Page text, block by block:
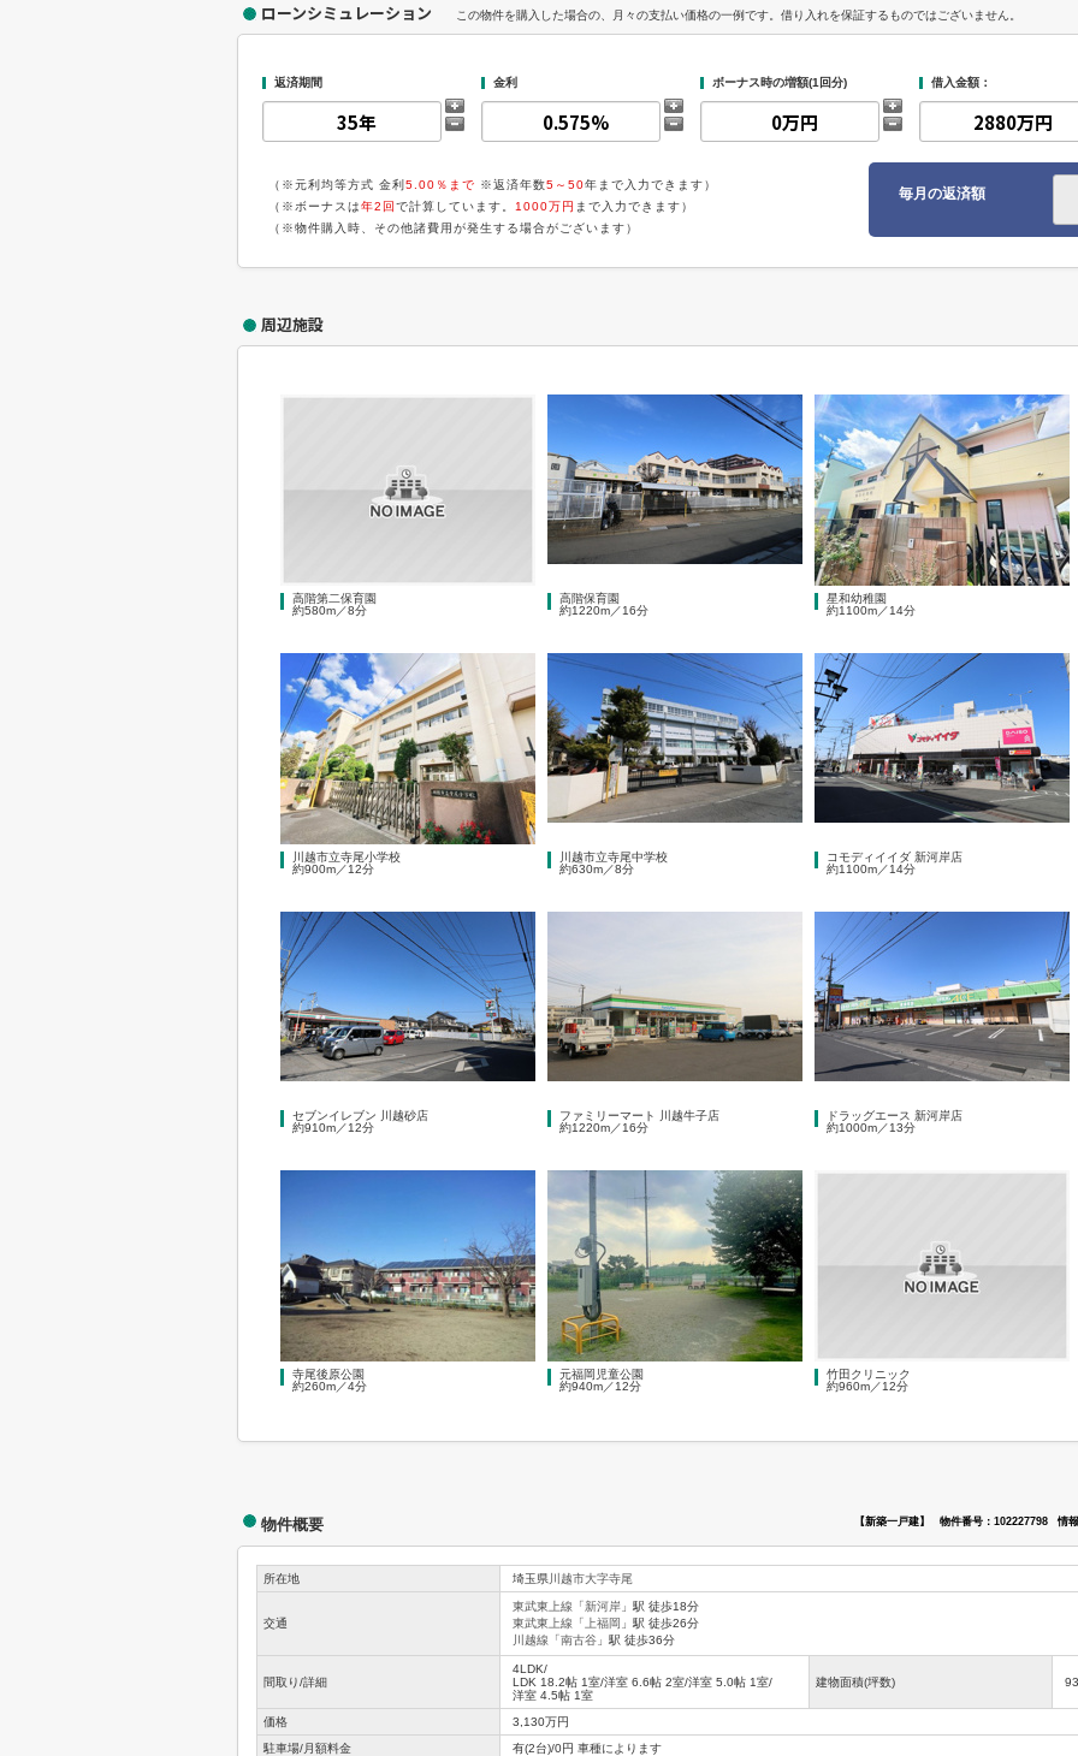
ローンシミュレーション この物件を購入した場合の、月々の支払い価格の一例です。借り入れを保証するものではございません。
返済期間 金利 ボーナス時の増額(1回分) 借入金額：
（※元利均等方式 金利 5.00％まで ※返済年数5～50年まで入力できます）
（※ボーナスは年2回で計算しています。 1000万円 まで入力できます）
（※物件購入時、その他諸費用が発生する場合がございます）
毎月の返済額
周辺施設
高階第二保育園
約580m／8分
高階保育園
約1220m／16分
星和幼稚園
約1100m／14分
川越市立寺尾小学校
約900m／12分
川越市立寺尾中学校
約630m／8分
コモディイイダ 新河岸店
約1100m／14分
セブンイレブン 川越砂店
約910m／12分
ファミリーマート 川越牛子店
約1220m／16分
ドラッグエース 新河岸店
約1000m／13分
寺尾後原公園
約260m／4分
元福岡児童公園
約940m／12分
竹田クリニック
約960m／12分
物件概要 【新築一戸建】 物件番号：102227798 情
所在地 埼玉県 川越市大字寺尾
交通
東武東上線 「新河岸 」駅 徒歩18分
東武東上線 「 上福岡 」駅 徒歩26分
川越線 「南古谷 」駅 徒歩36分
間取り/詳細
4LDK/
LDK 18.2帖 1室/洋室 6.6帖 2室/洋室 5.0帖 1室/
洋室 4.5帖 1室
建物面積(坪数)
価格
3,130万円
駐車場/月額料金
有(2台)/0円 車種によります